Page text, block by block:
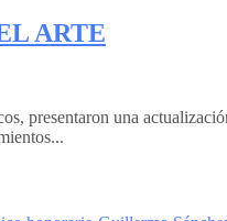
ARTE
presentaron una